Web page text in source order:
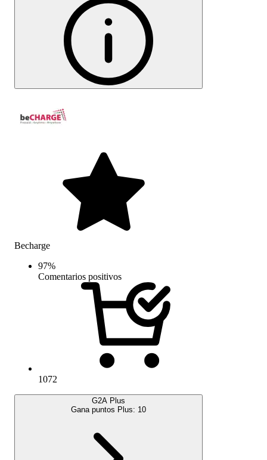
Becharge
97%
Comentarios positivos
1072
G2A Plus
Gana puntos Plus: 10